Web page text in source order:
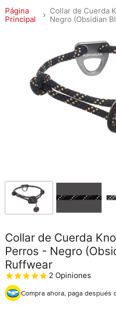
Página
Principal
Collar de Cuerda
Negro (Obsidian
Collar de Cuerda
Perros - Negro
Ruffwear
2 Opiniones
Compra ahora, paga después